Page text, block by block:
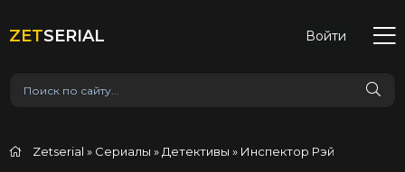
ZETSERIAL Войти
Zetserial » Сериалы » Детективы » Инспектор Рэй